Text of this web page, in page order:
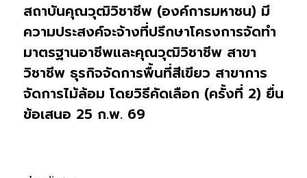
สถาบันคุณวุฒิวิชาชีพ (องค์การมหาชน) มี
ความประสงค์จะจ้างที่ปรึกษาโครงการจัดทำ
มาตรฐานอาชีพและคุณวุฒิวิชาชีพ สาขา
วิชาชีพ ธุรกิจจัดการพื้นที่สีเขียว สาขาการ
จัดการไม้ล้อม โดยวิธีคัดเลือก (ครั้งที่ 2) ยื่น
ข้อเสนอ 25 ก.พ. 69